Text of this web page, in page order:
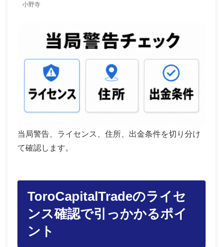
小野寺
当局警告、ライセンス、住所、出金条件を切り分け
て確認します。
ToroCapitalTradeのライセ
ンス確認で引っかかるポイ
ント